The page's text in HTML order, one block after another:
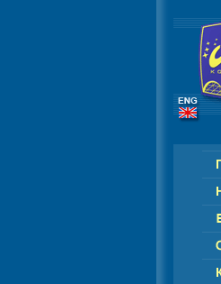
РОССИЯ -